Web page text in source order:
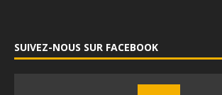
SUIVEZ-NOUS SUR FACEBOOK